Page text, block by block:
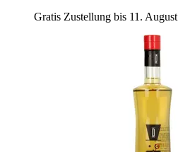
Gratis Zustellung bis 11. August